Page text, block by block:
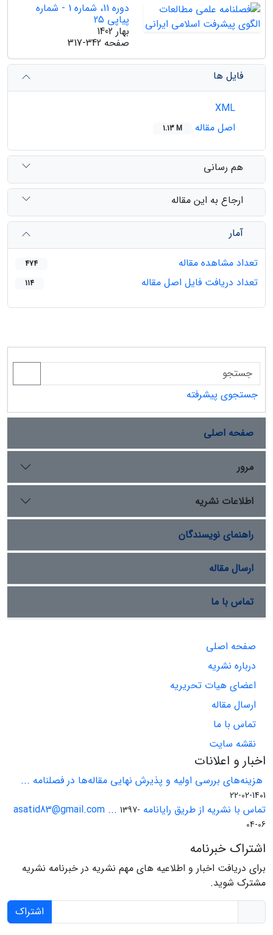
دوره 11، شماره 1 - شماره
پیاپی 25
بهار 1402
صفحه 317-342
فایل ها
اصل مقاله
1.13 M
هم رسانی
ارجاع به این مقاله
آمار
تعداد مشاهده مقاله
474
تعداد دریافت فایل اصل مقاله 114
جستجوی پیشرفته
صفحه اصلی
مرور
اطلاعات نشریه
راهنمای نویسندگان
ارسال مقاله
تماس با ما
صفحه اصلی
درباره نشریه
اعضای هیات تحریریه
ارسال مقاله
تماس با ما
نقشه سایت
اخبار و اعلانات
هزینه‌های بررسی اولیه و پذیرش نهایی مقاله‌ها در فصلنامه ...
1401-02-22
تماس با نشریه از طریق رایانامه asatid83@gmail.com ... 1397-
04-06
اشتراک خبرنامه
برای دریافت اخبار و اطلاعیه های مهم نشریه در خبرنامه نشریه
مشترک شوید.
اشتراک